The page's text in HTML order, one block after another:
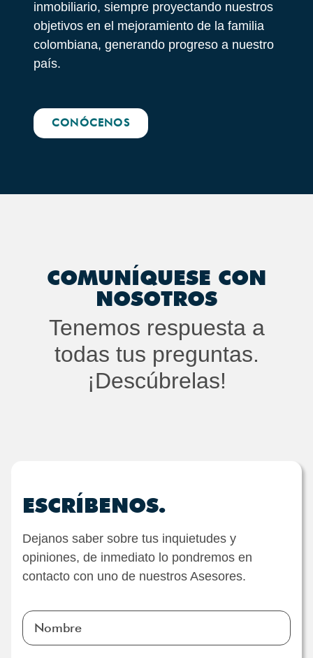
inmobiliario, siempre proyectando nuestros
objetivos en el mejoramiento de la familia
colombiana, generando progreso a nuestro
país.
CONÓCENOS
COMUNÍQUESE CON
NOSOTROS
Tenemos respuesta a
todas tus preguntas.
¡Descúbrelas!
ESCRÍBENOS.
Dejanos saber sobre tus inquietudes y
opiniones, de inmediato lo pondremos en
contacto con uno de nuestros Asesores.